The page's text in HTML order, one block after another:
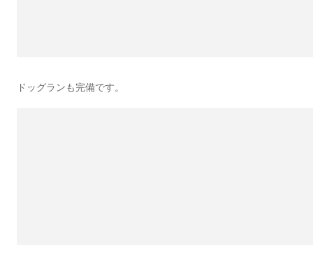
ドッグランも完備です。